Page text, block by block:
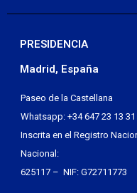
PRESIDENCIA
Madrid, España
Paseo de la Castellana
Whatsapp: +34 647 23 13 31
Inscrita en el Registro
Nacional:
625117 – NIF: G72711773